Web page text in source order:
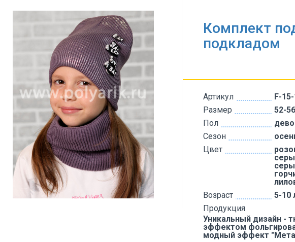
Комплект
подкладом
Артикул
F-
Размер
52-56
Пол
Сезон
Цвет
Возраст
5-10
Продукция
Уникальный дизайн -
эффектом
модный эффект